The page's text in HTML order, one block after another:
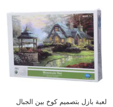
لعبة بازل بتصميم كوخ بين الجبال